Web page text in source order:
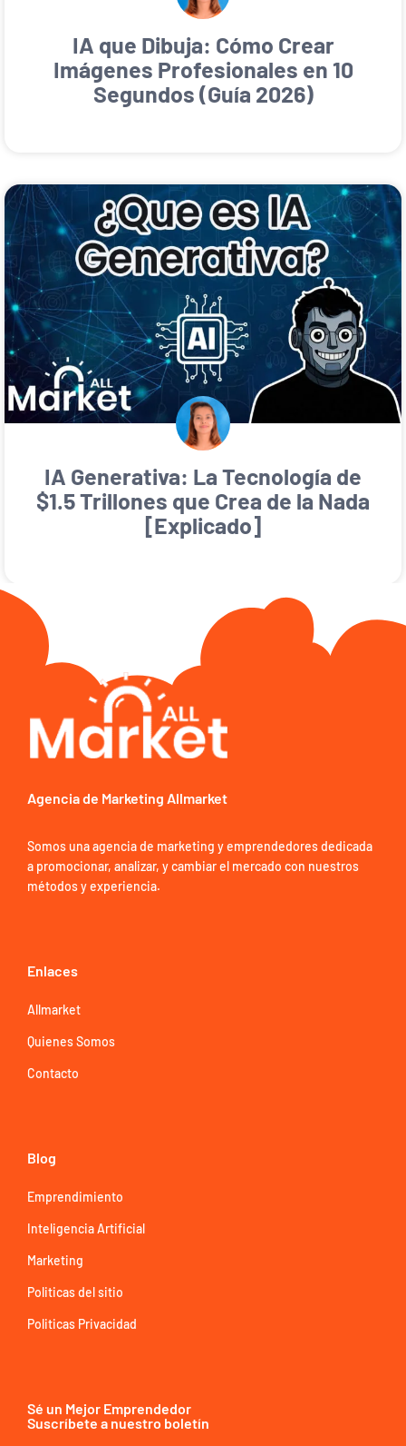
IA que Dibuja: Cómo Crear
Imágenes Profesionales en 10
Segundos (Guía 2026)
IA Generativa: La Tecnología de
$1.5 Trillones que Crea de la Nada
[Explicado]
Agencia de Marketing Allmarket
Somos una agencia de marketing y emprendedores dedicada
a promocionar, analizar, y cambiar el mercado con nuestros
métodos y experiencia.
Enlaces
Allmarket
Quienes Somos
Contacto
Blog
Emprendimiento
Inteligencia Artificial
Marketing
Politicas del sitio
Politicas Privacidad
Sé un Mejor Emprendedor
Suscríbete a nuestro boletín